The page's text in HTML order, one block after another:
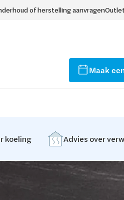
of herstelling aanvragen
Maak
koeling Advies over